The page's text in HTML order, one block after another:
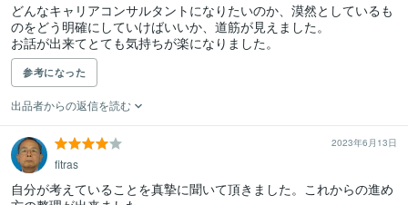
どんなキャリアコンサルタントになりたいのか、漠然としているも
のをどう明確にしていけばいいか、道筋が見えました。
お話が出来てとても気持ちが楽になりました。
参考になった
出品者からの返信を読む
2023年6月13日
fitras
自分が考えていることを真摯に聞いて頂きました。これからの進め